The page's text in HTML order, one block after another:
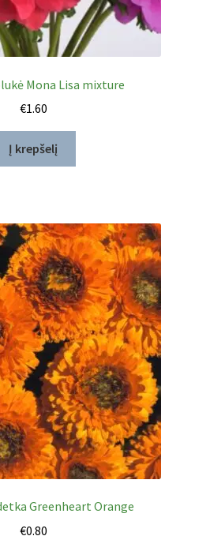
Mona Lisa mixture
€1.60
Į krepšelį
Greenheart Orange
€0.80